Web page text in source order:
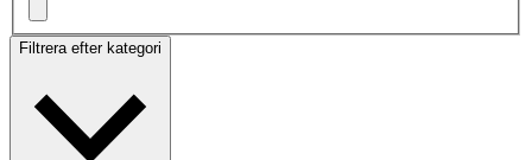
Filtrera efter kategori